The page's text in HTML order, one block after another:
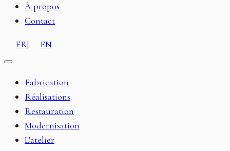
À propos
Contact
FR| EN
Fabrication
Réalisations
Restauration
Modernisation
L'atelier